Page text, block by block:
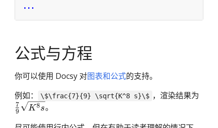
...
公式与方程
你可以使用 Docsy 对图表和公式的支持。
例如：
\$\frac{7}{9} \sqrt{K^8 s}\$ ，渲染结果为
9
7 K8s。